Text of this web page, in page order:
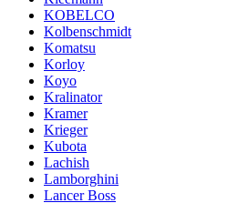
KOBELCO
Kolbenschmidt
Komatsu
Korloy
Koyo
Kralinator
Kramer
Krieger
Kubota
Lachish
Lamborghini
Lancer Boss